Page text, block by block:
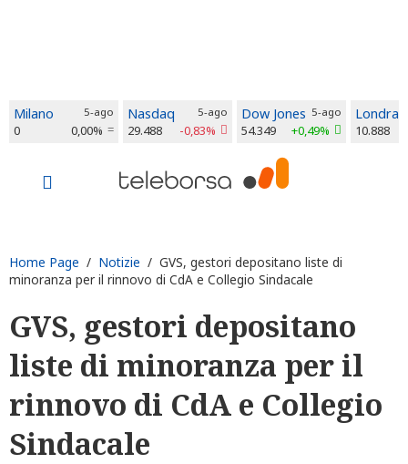
Milano 5-ago
0 0,00%
Nasdaq 5-ago
29.488 -0,83%
Dow Jones 5-ago
54.349 +0,49%
Londra
10.888
Home Page / Notizie / GVS, gestori depositano liste di
minoranza per il rinnovo di CdA e Collegio Sindacale
GVS, gestori depositano
liste di minoranza per il
rinnovo di CdA e Collegio
Sindacale